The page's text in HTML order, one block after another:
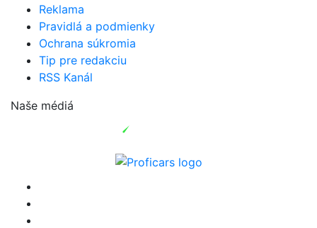
Reklama
Pravidlá a podmienky
Ochrana súkromia
Tip pre redakciu
RSS Kanál
Naše médiá